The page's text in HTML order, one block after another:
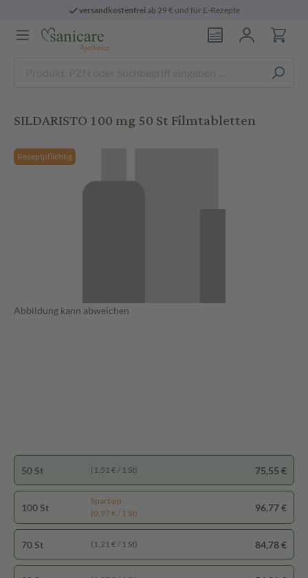
versandkostenfreiab 29 € und für E-Rezepte
SILDARISTO 100 mg 50 St Filmtabletten
Rezeptpflichtig
Abbildung kann abweichen
100 St
Spartipp
(0,97 € / 1 St)
96,77 €
70 St (1,21 € / 1 St) 84,78 €
50 St (1,51 € / 1 St) 75,55 €